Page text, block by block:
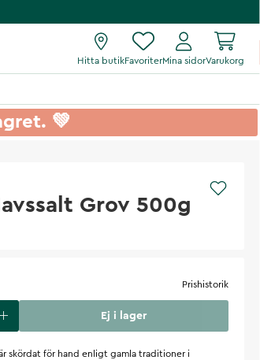
Hitta butikFavoriterMina sidorVarukorg
💚
Grov 500g
Prishistorik
Ej i lager
skördat för hand enligt gamla traditioner i